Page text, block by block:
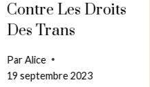
Contre Les Droits
Des Trans
ParAlice
19 septembre 2023